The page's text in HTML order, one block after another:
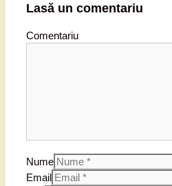
Lasă un comentariu
Comentariu
Nume
Email